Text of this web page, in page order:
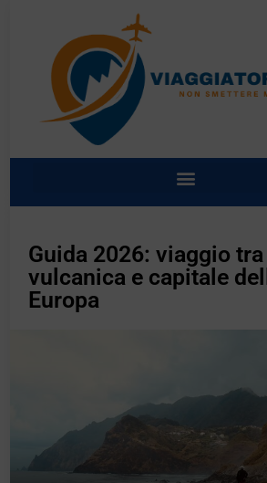
Guida 2026: viaggio
vulcanica e capitale
Europa